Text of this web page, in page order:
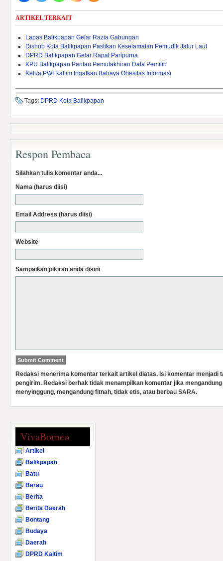
ARTIKEL TERKAIT
Lapas Balikpapan Gelar Razia Gabungan
Dishub Kota Balikpapan Pastikan Keselamatan Pemudik Jalur Laut
DPRD Balikpapan Gelar Rapat Paripurna
KPU Balikpapan Pantau Pemutakhiran Data Pemilih
Ketua PWI Kaltim Ingatkan Bahaya Obesitas Informasi
Tags: DPRD Kota Balikpapan
Respon Pembaca
Silahkan tulis komentar anda...
Nama (harus diisi)
Email Address (harus diisi)
Website
Sampaikan pikiran anda disini
Redaksi menerima komentar terkait artikel diatas. Isi komentar menjadi
pengirim. Redaksi berhak tidak menampilkan komentar jika
menyinggung, mengandung fitnah, tidak etis, atau berbau SARA.
VivaBorneo
Artikel
Balikpapan
Batu
Berau
Berita
Berita Daerah
Bontang
Budaya
Daerah
DPRD Kaltim